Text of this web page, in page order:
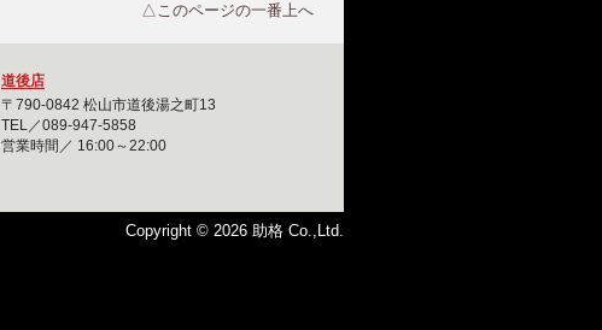
△このページの一番上へ
道後店
〒790-0842 松山市道後湯之町13
TEL／089-947-5858
営業時間／ 16:00～22:00
Copyright © 2026 助格 Co.,Ltd.